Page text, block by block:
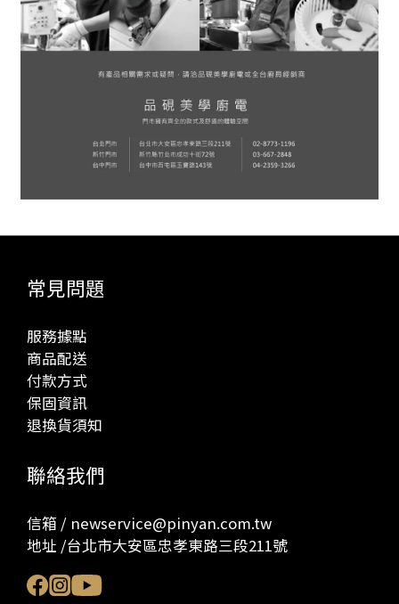
常見問題
服務據點
商品配送
付款方式
保固資訊
退換貨須知
聯絡我們
信箱 / newservice@pinyan.com.tw
地址 /台北市大安區忠孝東路三段211號